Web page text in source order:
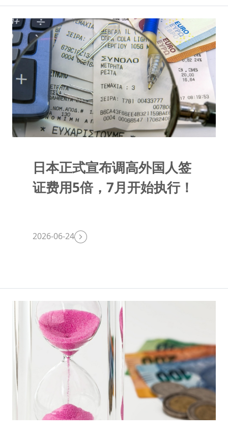
日本正式宣布调高外国人签
证费用5倍，7月开始执行！
2026-06-24